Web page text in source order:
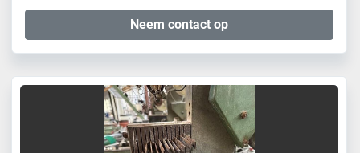
Neem contact op